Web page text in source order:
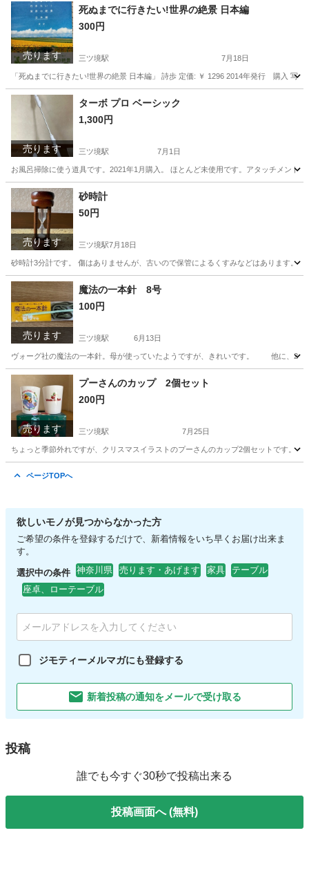
神奈川 横浜市 三ツ境駅 テーブル
売ります
死ぬまでに行きたい!世界の絶景 日本編
300円
三ツ境駅 7月18日
「死ぬまでに行きたい!世界の絶景 日本編」 詩歩 定価: ￥ 1296 2014年発行 購入 写
神奈川 横浜市 三ツ境駅
売ります
ターボ プロ ベーシック
1,300円
三ツ境駅 7月1日
お風呂掃除に使う道具です。2021年1月購入。 ほとんど未使用です。アタッチメント
神奈川 横浜市 三ツ境駅
売ります
砂時計
50円
三ツ境駅7月18日
砂時計3分計です。 傷はありませんが、古いので保管によるくすみなどはあります。
神奈川 横浜市 三ツ境駅 その他
売ります
魔法の一本針 8号
100円
三ツ境駅 6月13日
ヴォーグ社の魔法の一本針。母が使っていたようですが、きれいです。 他に、2本
神奈川 横浜市 三ツ境駅 その他 編み針
売ります
プーさんのカップ 2個セット
200円
三ツ境駅 7月25日
ちょっと季節外れですが、クリスマスイラストのプーさんのカップ2個セットです。
ページTOPへ
欲しいモノが見つからなかった方
ご希望の条件を登録するだけで、新着情報をいち早くお届け出来ま
す。
選択中の条件 神奈川県 売ります・あげます 家具
テーブル
座卓、ローテーブル
ジモティーメルマガにも登録する
新着投稿の通知をメールで受け取る
投稿
誰でも今すぐ30秒で投稿出来る
投稿画面へ (無料)